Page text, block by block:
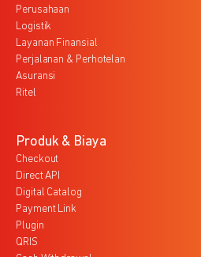
Perusahaan
Logistik
Layanan Finansial
Perjalanan & Perhotelan
Asuransi
Ritel
Produk & Biaya
Checkout
Direct API
Digital Catalog
Payment Link
Plugin
QRIS